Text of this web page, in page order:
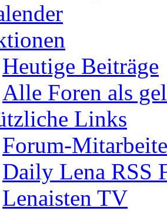
Heutige Beiträge
Alle Foren als
Links
Forum-
Daily Lena RSS
Lenaisten TV